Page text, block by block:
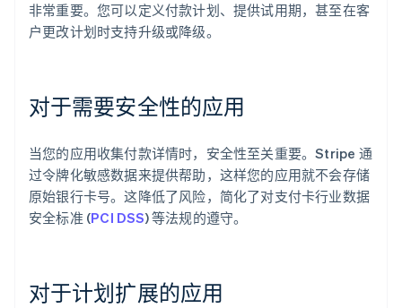
非常重要。您可以定义付款计划、提供试用期，甚至在客
户更改计划时支持升级或降级。
对于需要安全性的应用
当您的应用收集付款详情时，安全性至关重要。Stripe 通
过令牌化敏感数据来提供帮助，这样您的应用就不会存储
原始银行卡号。这降低了风险，简化了对支付卡行业数据
安全标准 (PCI DSS) 等法规的遵守。
对于计划扩展的应用